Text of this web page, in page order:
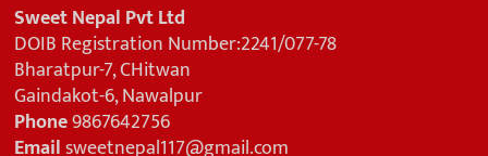
Sweet Nepal Pvt Ltd
DOIB Registration Number:2241/077-78
Bharatpur-7, CHitwan
Gaindakot-6, Nawalpur
Phone9867642756
Emailsweetnepal117@gmail.com